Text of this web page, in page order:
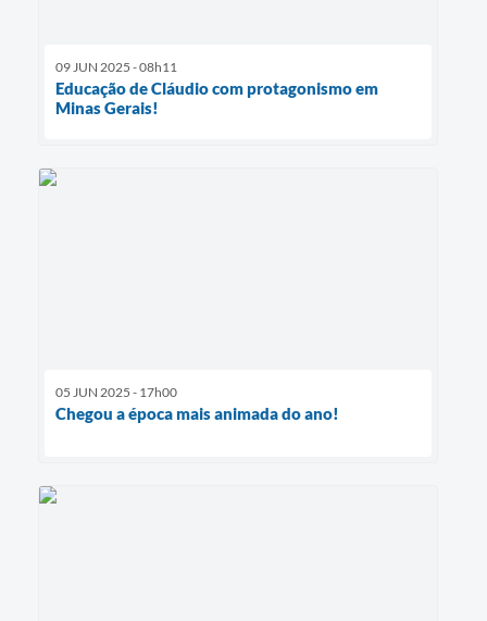
09 JUN 2025 - 08h11
Educação de Cláudio com protagonismo em
Minas Gerais!
05 JUN 2025 - 17h00
Chegou a época mais animada do ano!